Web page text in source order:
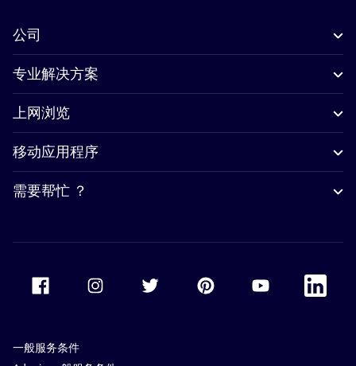
公司
专业解决方案
上网浏览
移动应用程序
需要帮忙 ？
Accor Facebook Accor TwitterAccor PinterestAccor Youtube
Accor
一般服务条件